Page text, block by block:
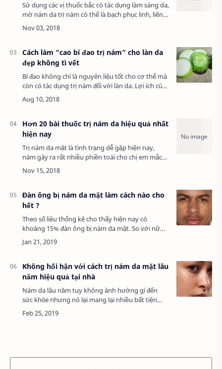
Sử dụng các vị thuốc bắc có tác dụng làm sáng da,
mờ nám da trị nám có thể là bạch phục linh, liên
nhục, cúc hoa, linh chi đỏ, linh chi đen, ké đầu
ngựa non… Các vị thuốc bắc này p…
Cách làm “cao bí đao trị nám” cho làn da
đẹp không tì vết
Bí đao không chỉ là nguyên liệu tốt cho cơ thể mà
còn có tác dụng trị nám đối với làn da. Lợi ích của
nguyên liệu này sẽ được nhân lên gấp bội khi
được chế biến thành cao. Cách làm…
Hơn 20 bài thuốc trị nám da hiệu quả nhất
hiện nay
Trị nám da mặt là tình trạng dễ gặp hiện nay,
nám gây ra rất nhiều phiền toái cho chị em mắc
phải, vì chúng làm mất vẻ đẹp vẻ tươi tắn của làn
da chị em. Nám khác các vết thâm à ch…
Đàn ông bị nám da mặt làm cách nào cho
hết ?
Theo số liệu thống kê cho thấy hiện nay có
khoảng 15% đàn ông bị nám da mặt. So với nữ
giới thì con số này tương đối nhỏ nhưng nó cũng
gây không ít rắc rối cho đấng mày râu b…
Không hối hận với cách trị nám da mặt lâu
năm hiệu quả tại nhà
Nám da lâu năm tuy không ảnh hưởng gì đến
sức khỏe nhưng nó lại mang lại nhiều bất tiện
cho chị em vì đây là triệu chứng ngoài da, làm
mất vẻ thẩm mỹ bên ngoài, làm chị em trở nên …